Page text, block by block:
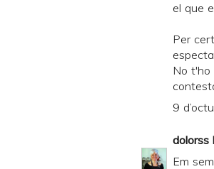
el que
Per
No t'ho
9
dolorss
Em